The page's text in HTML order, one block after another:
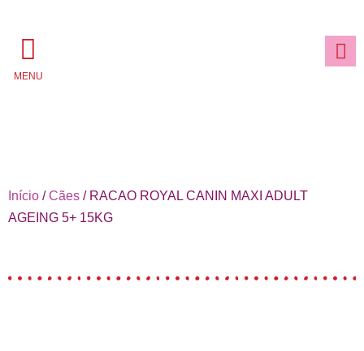
MENU
Início /Cães / RACAO ROYAL CANIN MAXI ADULT
AGEING 5+ 15KG